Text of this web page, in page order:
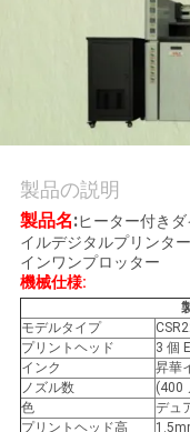
い
合
わ
せ
ニ
ュ
製品の説明
製品名:ヒーター付きダ
イルデジタルプリンタ
インワンプロッター
機械仕様:
モデルタイプ
プリントヘッド
3 個
インク
昇華
ノズル数
(400
色
デュ
プリントヘッド高